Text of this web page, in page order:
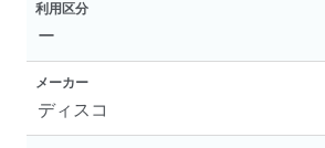
利用区分
ー
メーカー
ディスコ